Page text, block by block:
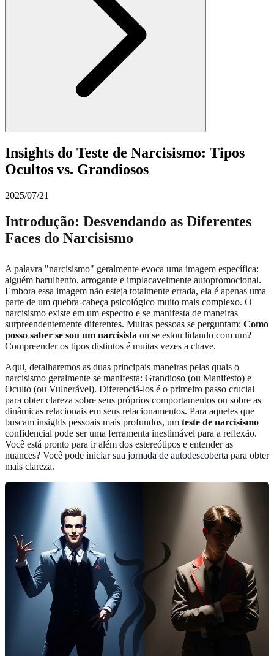
Insights do Teste de Narcisismo: Tipos
Ocultos vs. Grandiosos
2025/07/21
Introdução: Desvendando as Diferentes
Faces do Narcisismo
A palavra "narcisismo" geralmente evoca uma imagem específica:
alguém barulhento, arrogante e implacavelmente autopromocional.
Embora essa imagem não esteja totalmente errada, ela é apenas uma
parte de um quebra-cabeça psicológico muito mais complexo. O
narcisismo existe em um espectro e se manifesta de maneiras
surpreendentemente diferentes. Muitas pessoas se perguntam: Como
posso saber se sou um narcisista ou se estou lidando com um?
Compreender os tipos distintos é muitas vezes a chave.
Aqui, detalharemos as duas principais maneiras pelas quais o
narcisismo geralmente se manifesta: Grandioso (ou Manifesto) e
Oculto (ou Vulnerável). Diferenciá-los é o primeiro passo crucial
para obter clareza sobre seus próprios comportamentos ou sobre as
dinâmicas relacionais em seus relacionamentos. Para aqueles que
buscam insights pessoais mais profundos, um teste de narcisismo
confidencial pode ser uma ferramenta inestimável para a reflexão.
Você está pronto para ir além dos estereótipos e entender as
nuances? Você pode iniciar sua jornada de autodescoberta para obter
mais clareza.